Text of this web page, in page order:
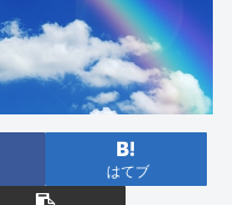
はてブ